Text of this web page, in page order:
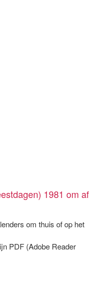
1981 om af
om thuis of op het
PDF (Adobe Reader